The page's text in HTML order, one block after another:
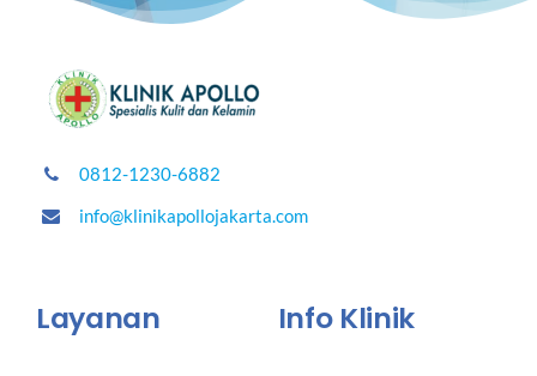
0812-1230-6882
info@klinikapollojakarta.com
Layanan Info Klinik